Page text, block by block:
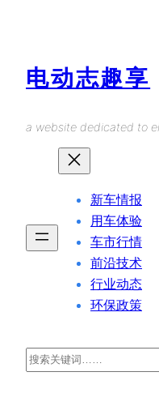
电动志趣享
a website dedicated to
新车情报
用车体验
车市行情
前沿技术
行业动态
环保政策
Search